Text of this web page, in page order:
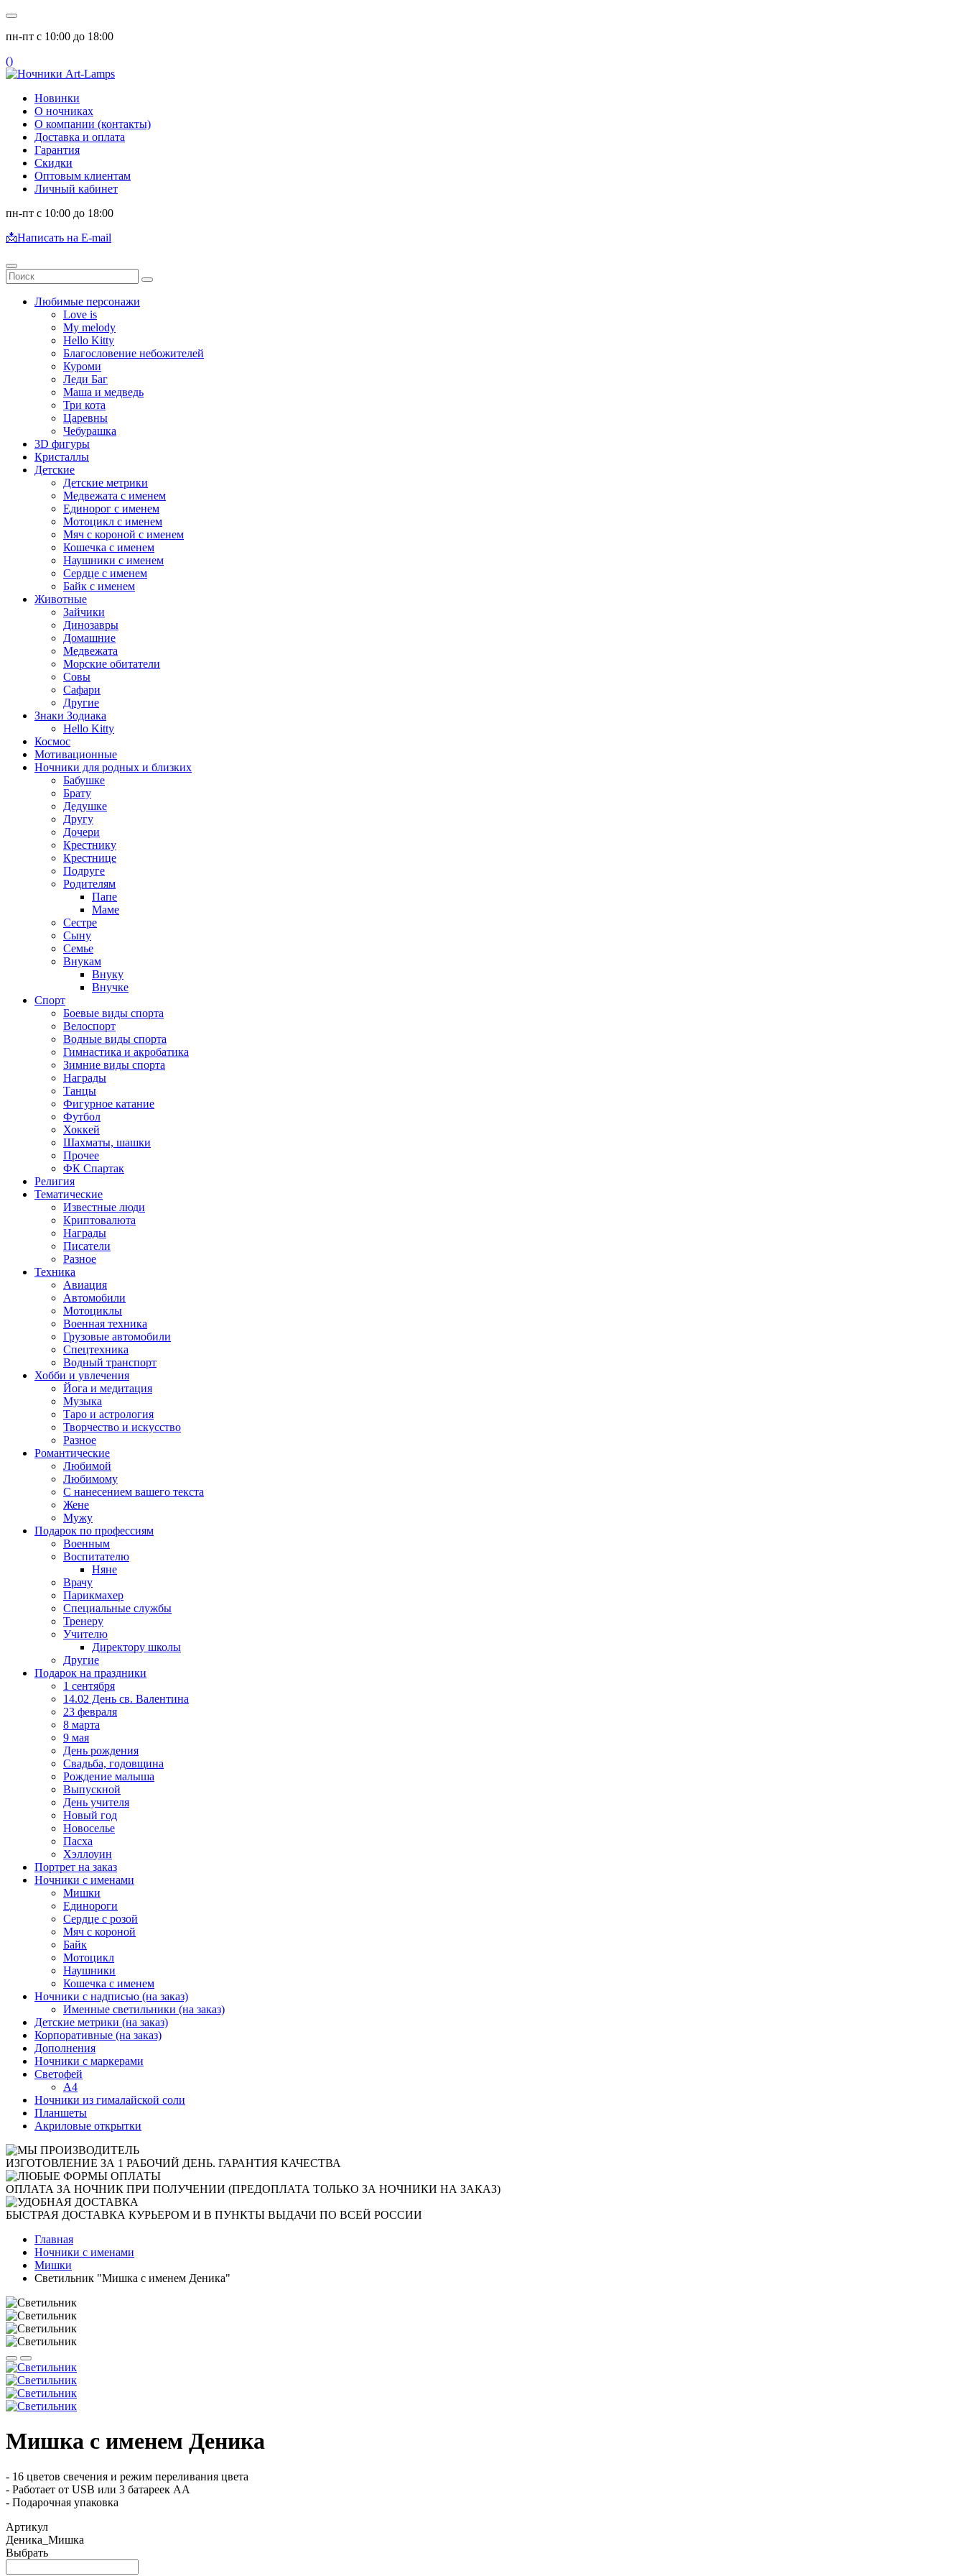
пн-пт с 10:00 до 18:00
()
Новинки
О ночниках
О компании (контакты)
Доставка и оплата
Гарантия
Скидки
Оптовым клиентам
Личный кабинет
пн-пт с 10:00 до 18:00
📩Написать на E-mail
Любимые персонажи
Love is
My melody
Hello Kitty
Благословение небожителей
Куроми
Леди Баг
Маша и медведь
Три кота
Царевны
Чебурашка
3D фигуры
Кристаллы
Детские
Детские метрики
Медвежата с именем
Единорог с именем
Мотоцикл с именем
Мяч с короной с именем
Кошечка с именем
Наушники с именем
Сердце с именем
Байк с именем
Животные
Зайчики
Динозавры
Домашние
Медвежата
Морские обитатели
Совы
Сафари
Другие
Знаки Зодиака
Hello Kitty
Космос
Мотивационные
Ночники для родных и близких
Бабушке
Брату
Дедушке
Другу
Дочери
Крестнику
Крестнице
Подруге
Родителям
Папе
Маме
Сестре
Сыну
Семье
Внукам
Внуку
Внучке
Спорт
Боевые виды спорта
Велоспорт
Водные виды спорта
Гимнастика и акробатика
Зимние виды спорта
Награды
Танцы
Фигурное катание
Футбол
Хоккей
Шахматы, шашки
Прочее
ФК Спартак
Религия
Тематические
Известные люди
Криптовалюта
Награды
Писатели
Разное
Техника
Авиация
Автомобили
Мотоциклы
Военная техника
Грузовые автомобили
Спецтехника
Водный транспорт
Хобби и увлечения
Йога и медитация
Музыка
Таро и астрология
Творчество и искусство
Разное
Романтические
Любимой
Любимому
С нанесением вашего текста
Жене
Мужу
Подарок по профессиям
Военным
Воспитателю
Няне
Врачу
Парикмахер
Специальные службы
Тренеру
Учителю
Директору школы
Другие
Подарок на праздники
1 сентября
14.02 День св. Валентина
23 февраля
8 марта
9 мая
День рождения
Свадьба, годовщина
Рождение малыша
Выпускной
День учителя
Новый год
Новоселье
Пасха
Хэллоуин
Портрет на заказ
Ночники с именами
Мишки
Единороги
Сердце с розой
Мяч с короной
Байк
Мотоцикл
Наушники
Кошечка с именем
Ночники с надписью (на заказ)
Именные светильники (на заказ)
Детские метрики (на заказ)
Корпоративные (на заказ)
Дополнения
Ночники с маркерами
Светофей
А4
Ночники из гималайской соли
Планшеты
Акриловые открытки
ИЗГОТОВЛЕНИЕ ЗА 1 РАБОЧИЙ ДЕНЬ. ГАРАНТИЯ КАЧЕСТВА
ОПЛАТА ЗА НОЧНИК ПРИ ПОЛУЧЕНИИ (ПРЕДОПЛАТА ТОЛЬКО ЗА НОЧНИКИ НА ЗАКАЗ)
БЫСТРАЯ ДОСТАВКА КУРЬЕРОМ И В ПУНКТЫ ВЫДАЧИ ПО ВСЕЙ РОССИИ
Главная
Ночники с именами
Мишки
Светильник "Мишка с именем Деника"
Мишка с именем Деника
- 16 цветов свечения и режим переливания цвета
- Работает от USB или 3 батареек АА
- Подарочная упаковка
Артикул
Деника_Мишка
Выбрать